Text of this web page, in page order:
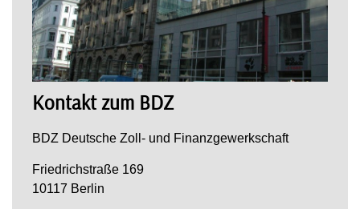
Kontakt zum BDZ
BDZ Deutsche Zoll- und Finanzgewerkschaft
Friedrichstraße 169
10117 Berlin